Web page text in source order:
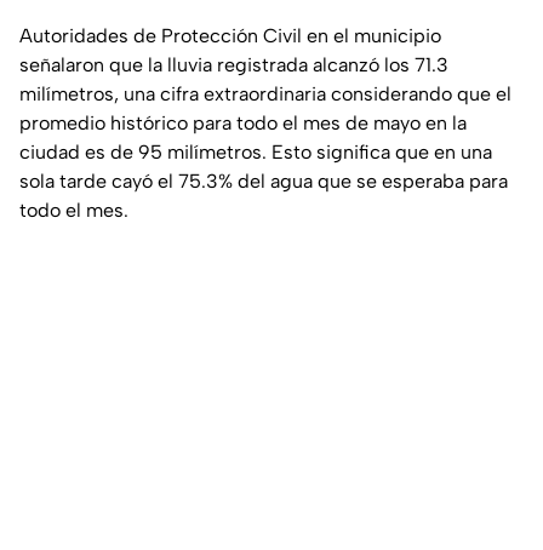
Autoridades de Protección Civil en el municipio
señalaron que la lluvia registrada alcanzó los 71.3
milímetros, una cifra extraordinaria considerando que el
promedio histórico para todo el mes de mayo en la
ciudad es de 95 milímetros. Esto significa que en una
sola tarde cayó el 75.3% del agua que se esperaba para
todo el mes.